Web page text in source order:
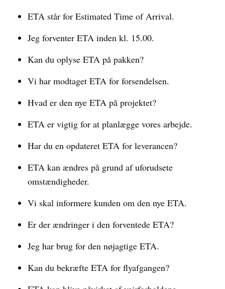
ETA står for Estimated Time of Arrival.
Jeg forventer ETA inden kl. 15.00.
Kan du oplyse ETA på pakken?
Vi har modtaget ETA for forsendelsen.
Hvad er den nye ETA på projektet?
ETA er vigtig for at planlægge vores arbejde.
Har du en opdateret ETA for leverancen?
ETA kan ændres på grund af uforudsete
omstændigheder.
Vi skal informere kunden om den nye ETA.
Er der ændringer i den forventede ETA?
Jeg har brug for den nøjagtige ETA.
Kan du bekræfte ETA for flyafgangen?